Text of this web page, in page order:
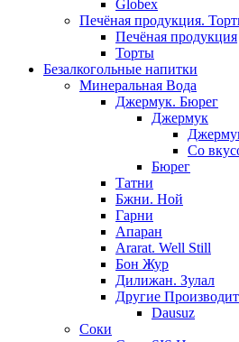
Globex
Печёная продукция.
Печёная продукция
Торты
Безалкогольные напитки
Минеральная Вода
Джермук. Бюрег
Джермук
Со
Бюрег
Татни
Бжни. Ной
Гарни
Апаран
Ararat. Well Still
Бон Жур
Дилижан. Зулал
Другие
Dausuz
Соки